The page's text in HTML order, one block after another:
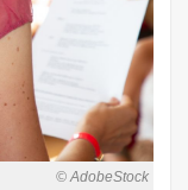
© AdobeStock